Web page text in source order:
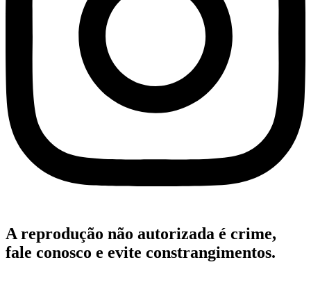
A reprodução não autorizada é crime,
fale conosco e evite constrangimentos.